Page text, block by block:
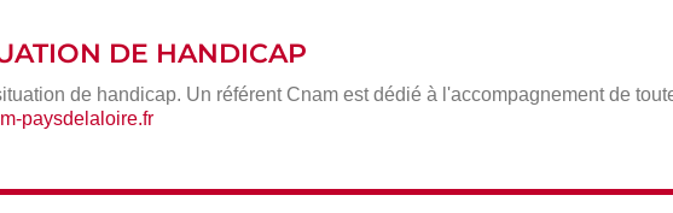
DE HANDICAP
de handicap. Un référent Cnam est dédié à l'accompagnement de
paysdelaloire.fr